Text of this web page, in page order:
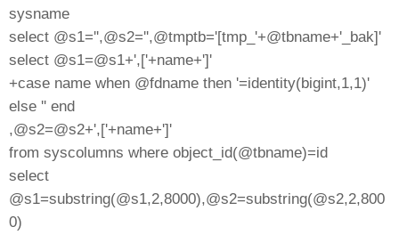
sysname
select @s1='',@s2='',@tmptb='[tmp_'+@tbname+'_bak]'
select @s1=@s1+',['+name+']'
+case name when @fdname then '=identity(bigint,1,1)'
else '' end
,@s2=@s2+',['+name+']'
from syscolumns where object_id(@tbname)=id
select
@s1=substring(@s1,2,8000),@s2=substring(@s2,2,800
0)